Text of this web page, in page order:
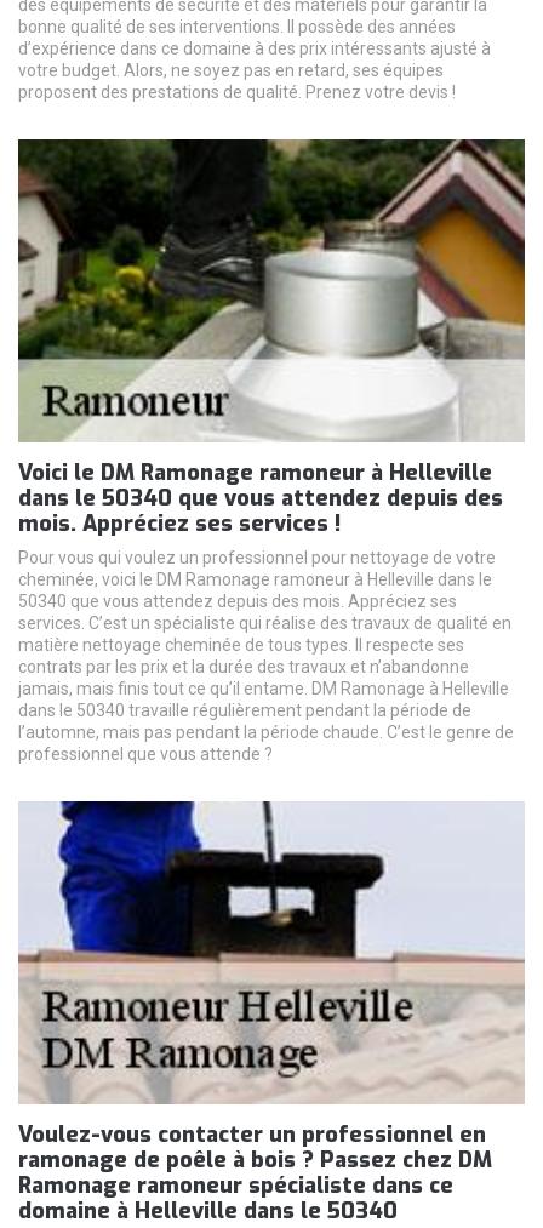
des équipements de sécurité et des matériels pour garantir la
bonne qualité de ses interventions. Il possède des années
d’expérience dans ce domaine à des prix intéressants ajusté à
votre budget. Alors, ne soyez pas en retard, ses équipes
proposent des prestations de qualité. Prenez votre devis !
Voici le DM Ramonage ramoneur à Helleville
dans le 50340 que vous attendez depuis des
mois. Appréciez ses services !
Pour vous qui voulez un professionnel pour nettoyage de votre
cheminée, voici le DM Ramonage ramoneur à Helleville dans le
50340 que vous attendez depuis des mois. Appréciez ses
services. C’est un spécialiste qui réalise des travaux de qualité en
matière nettoyage cheminée de tous types. Il respecte ses
contrats par les prix et la durée des travaux et n’abandonne
jamais, mais finis tout ce qu’il entame. DM Ramonage à Helleville
dans le 50340 travaille régulièrement pendant la période de
l’automne, mais pas pendant la période chaude. C’est le genre de
professionnel que vous attende ?
Voulez-vous contacter un professionnel en
ramonage de poêle à bois ? Passez chez DM
Ramonage ramoneur spécialiste dans ce
domaine à Helleville dans le 50340